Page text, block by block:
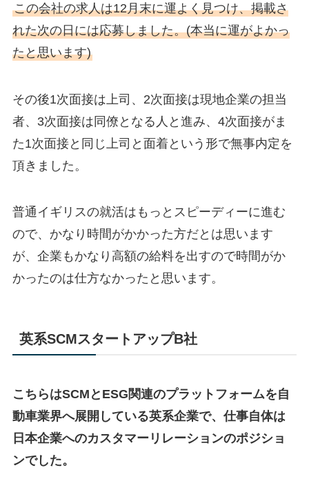
この会社の求人は12月末に運よく見つけ、掲載さ
れた次の日には応募しました。(本当に運がよかっ
たと思います)
その後1次面接は上司、2次面接は現地企業の担当
者、3次面接は同僚となる人と進み、4次面接がま
た1次面接と同じ上司と面着という形で無事内定を
頂きました。
普通イギリスの就活はもっとスピーディーに進む
ので、かなり時間がかかった方だとは思います
が、企業もかなり高額の給料を出すので時間がか
かったのは仕方なかったと思います。
英系SCMスタートアップB社
こちらはSCMとESG関連のプラットフォームを自
動車業界へ展開している英系企業で、仕事自体は
日本企業へのカスタマーリレーションのポジショ
ンでした。